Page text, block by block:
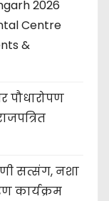
2026
Centre
&
पौधारोपण
सत्संग, नशा
कार्यक्रम